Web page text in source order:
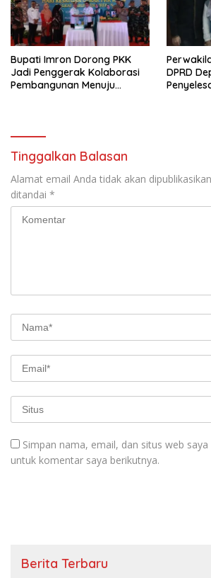
Bupati Imron Dorong PKK
Jadi Penggerak Kolaborasi
Pembangunan Menuju
DPRD
Tinggalkan Balasan
Alamat email Anda tidak akan
ditandai *
Simpan nama, email, dan situs web
untuk komentar saya berikutnya.
Berita Terbaru